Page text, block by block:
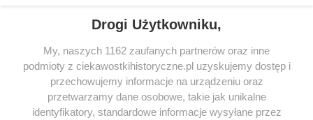
SERWIS
SPOŁECZNOŚĆ
Drogi Użytkowniku,
My, naszych 1162 zaufanych partnerów oraz inne
podmioty z ciekawostkihistoryczne.pl uzyskujemy dostęp i
przechowujemy informacje na urządzeniu oraz
przetwarzamy dane osobowe, takie jak unikalne
identyfikatory, standardowe informacje wysyłane przez